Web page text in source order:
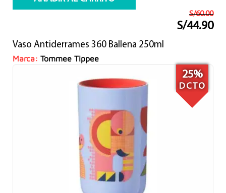
S/60.00
original
S/60.00.
S/44.90
actual
S/44.90.
Vaso Antiderrames 360 Ballena 250ml
Marca: Tommee Tippee
25%
DCTO